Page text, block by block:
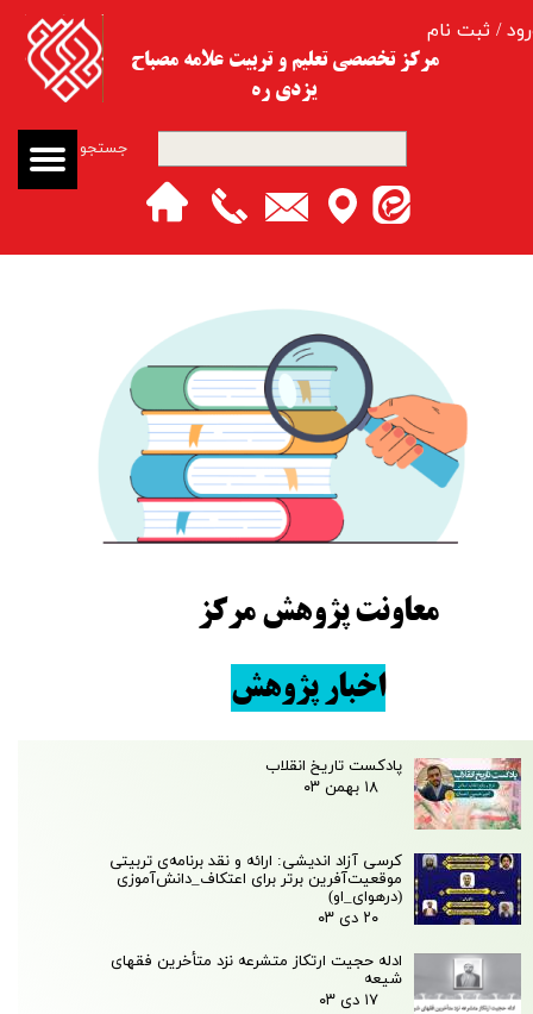
جستجو
/ ثبت نام
حساب کاربری من
خروج از حساب کاربری
مرکز تخصصی تعلیم و تربیت​​​​​​​ علامه مصباح
یزدی ره
معاونت پژوهش مرکز
پادکست تاریخ انقلاب
۱۸ بهمن ۰۳
کرسی آزاد اندیشی: ارائه و نقد برنامه‌ی تربیتی
موقعیت‌آفرین برتر برای اعتکاف_دانش‌آموزی
(درهوای_او)
۲۰ دی ۰۳
ادله حجیت ارتکاز متشرعه نزد متأخرین فقهای
شیعه
۱۷ دی ۰۳
اخبار پژوهش